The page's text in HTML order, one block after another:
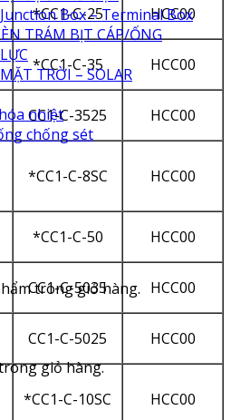
Junction Box – Terminal Box
TRÁM BỊT CÁP/ỐNG
TRỜI – SOLAR
nhiệt
chống sét
trong giỏ hàng.
giỏ hàng.
*CC1-C-25 HCC00
*CC1-C-35 HCC00
CC1-C-3525 HCC00
*CC1-C-8SC HCC00
*CC1-C-50 HCC00
CC1-C-5035 HCC00
CC1-C-5025 HCC00
*CC1-C-10SC HCC00